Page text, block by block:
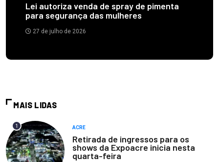
Lei autoriza venda de spray de pimenta
para segurança das mulheres
27 de julho de 2026
MAIS LIDAS
1 ACRE
Retirada de ingressos para os
shows da Expoacre inicia nesta
quarta-feira